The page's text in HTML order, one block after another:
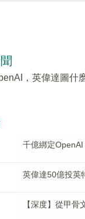
，英偉達圖什
千億綁定
英偉達50億投英
【深度】從甲